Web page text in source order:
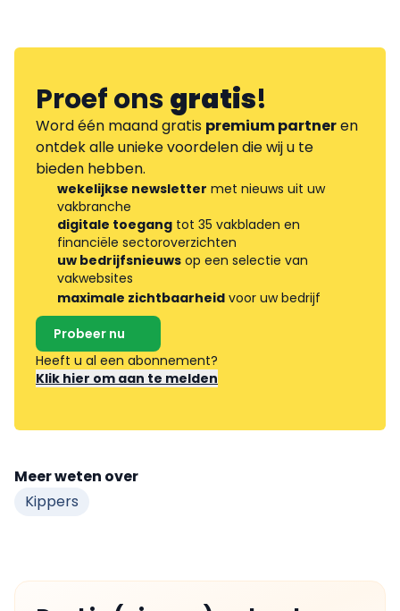
Proef onsgratis!
Word één maand gratis premium partneren
ontdek alle unieke voordelen die wij u te
bieden hebben.
wekelijkse newsletter met nieuws uit uw
vakbranche
digitale toegang tot 35 vakbladen en
financiële sectoroverzichten
uw bedrijfsnieuws op een selectie van
vakwebsites
maximale zichtbaarheid voor uw bedrijf
Probeer nu
Heeft u al een abonnement?
Klik hier om aan te melden
Meer weten over
Kippers